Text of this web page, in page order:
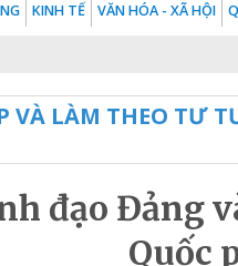
KINH TẾ VĂN HÓA - XÃ HỘI
VÀ LÀM THEO TƯ
đạo Đảng
Quốc